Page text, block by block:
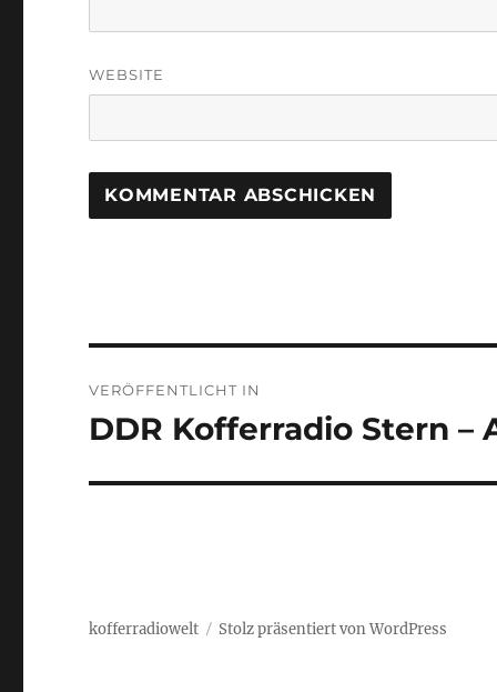
WEBSITE
VERÖFFENTLICHT IN
DDR Kofferradio Stern –
kofferradiowelt Stolz präsentiert von WordPress